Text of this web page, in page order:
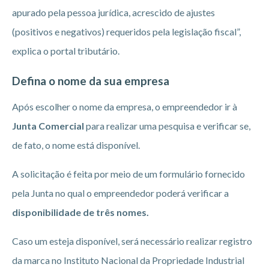
apurado pela pessoa jurídica, acrescido de ajustes
(positivos e negativos) requeridos pela legislação fiscal”,
explica o portal tributário.
Defina o nome da sua empresa
Após escolher o nome da empresa, o empreendedor ir à
Junta Comercial para realizar uma pesquisa e verificar se,
de fato, o nome está disponível.
A solicitação é feita por meio de um formulário fornecido
pela Junta no qual o empreendedor poderá verificar a
disponibilidade de três nomes.
Caso um esteja disponível, será necessário realizar registro
da marca no Instituto Nacional da Propriedade Industrial